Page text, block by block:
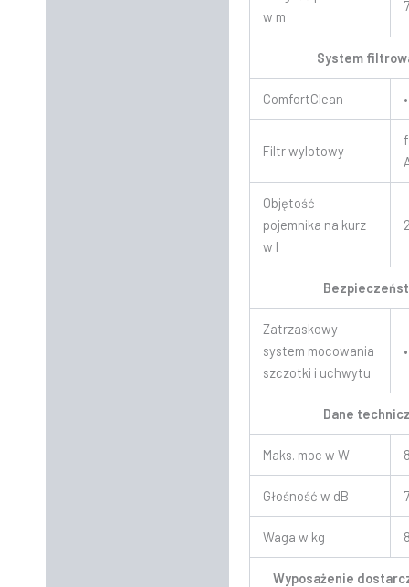
w m
System
ComfortClean •
Filtr wylotowy
Objętość
pojemnika na kurz
w l
Zatrzaskowy
system mocowania
szczotki i uchwytu
•
Dane
Maks. moc w W
Głośność w dB
Waga w kg
Wyposażenie